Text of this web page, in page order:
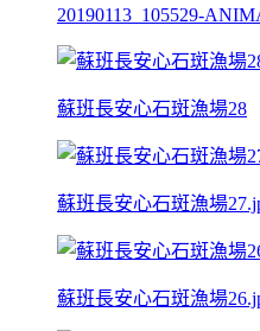
20190113_105529-
蘇班長安心石斑漁場28
蘇班長安心石斑漁場
蘇班長安心石斑漁場